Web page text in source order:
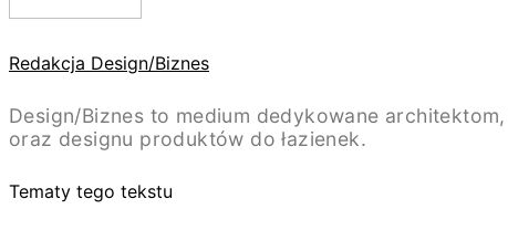
Redakcja Design/Biznes
Design/Biznes to medium dedykowane
oraz designu produktów do łazienek.
Tematy tego tekstu